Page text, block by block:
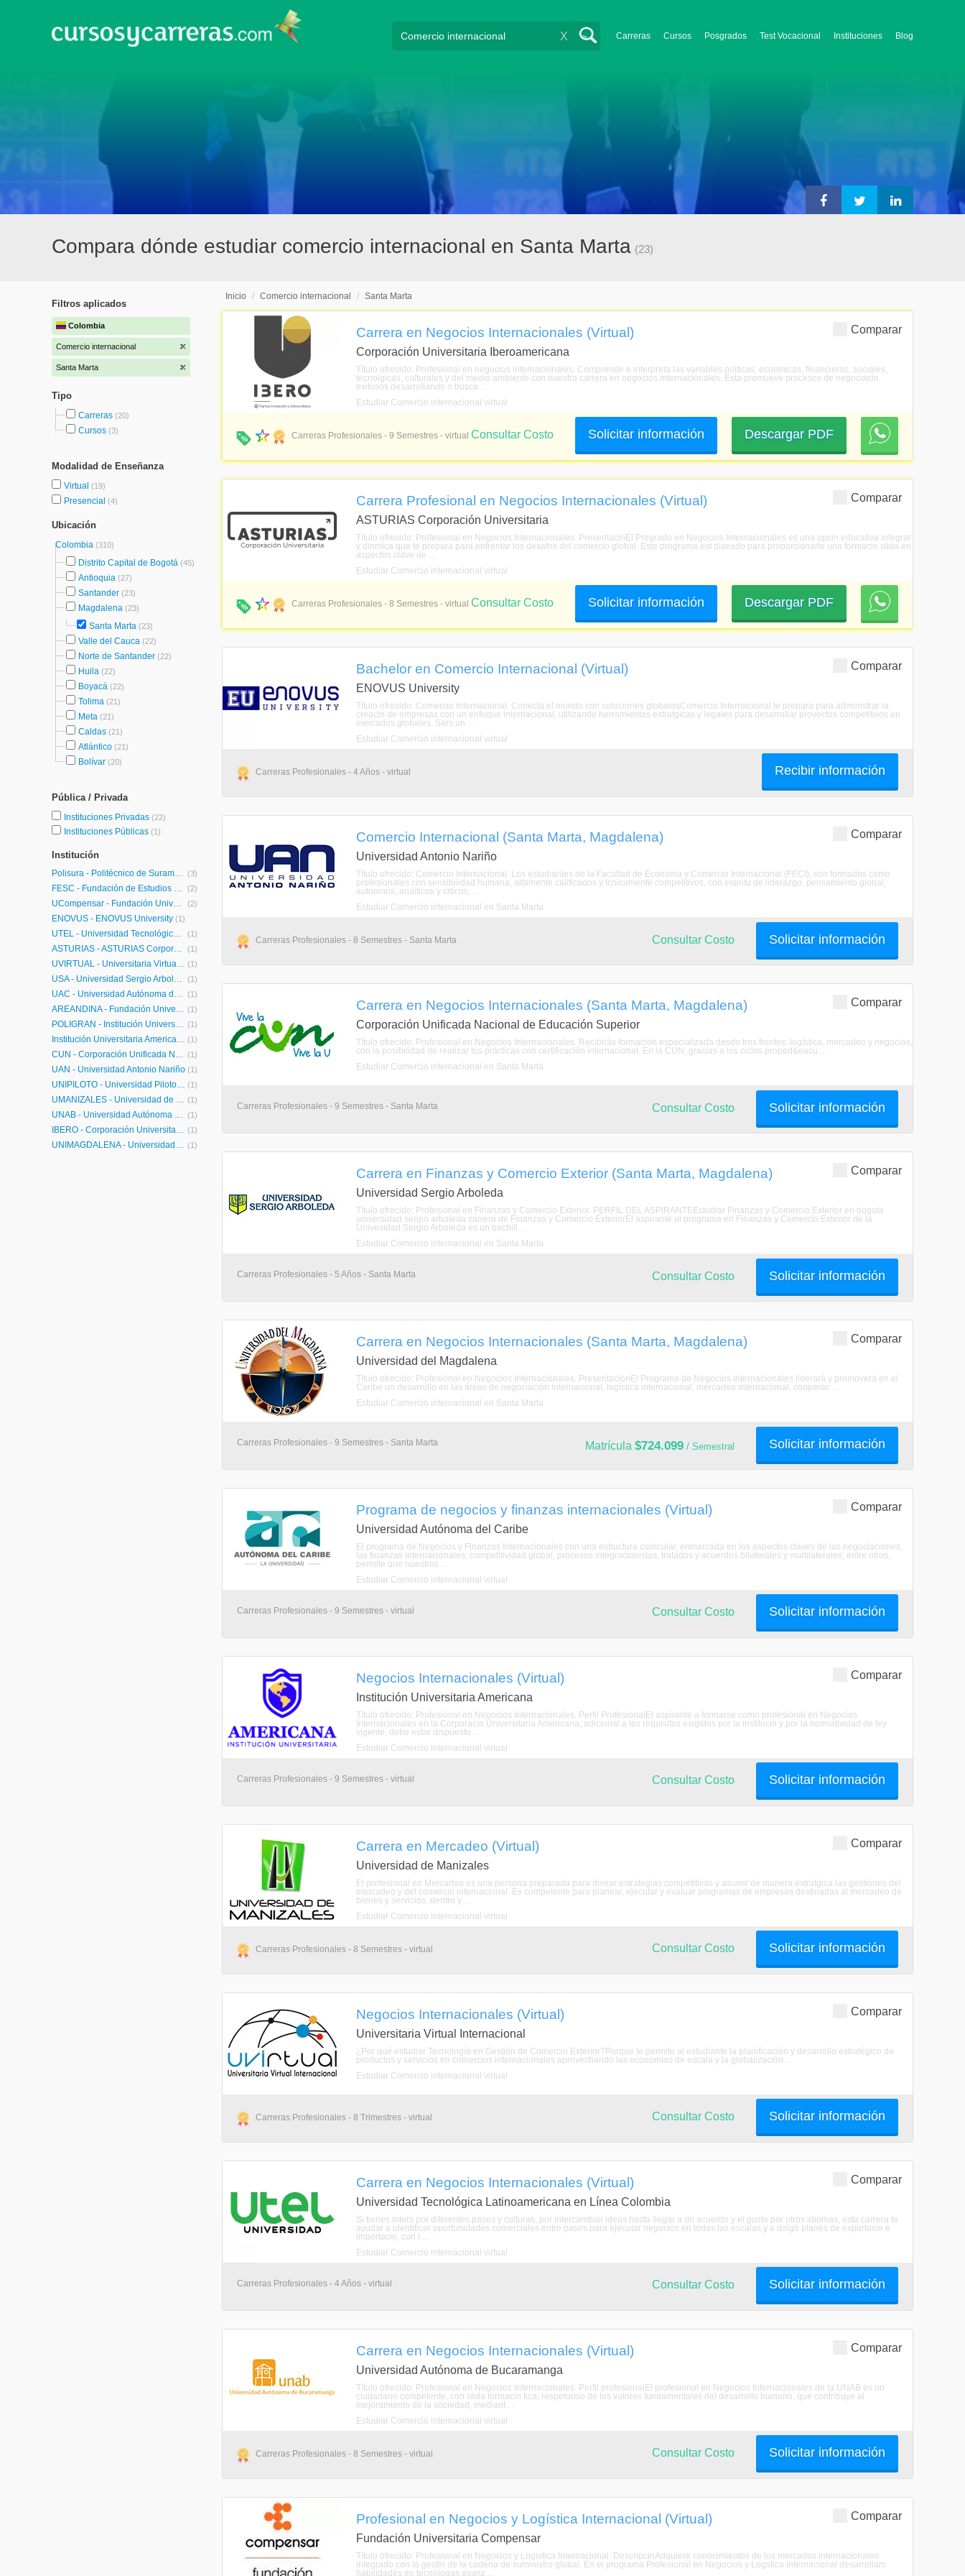
Carreras Cursos Posgrados Test Vocacional Instituciones Blog
X
Compara dónde estudiar comercio internacional en Santa Marta (23)
Filtros aplicados
Colombia
Comercio internacional
Santa Marta
Tipo
Carreras (20)
Cursos (3)
Modalidad de Enseñanza
Virtual (19)
Presencial (4)
Ubicación
Colombia (310)
Distrito Capital de Bogotá (45)
Antioquia (27)
Santander (23)
Magdalena (23)
Santa Marta (23)
Valle del Cauca (22)
Norte de Santander (22)
Huila (22)
Boyacá (22)
Tolima (21)
Meta (21)
Caldas (21)
Atlántico (21)
Bolívar (20)
Pública / Privada
Instituciones Privadas (22)
Instituciones Públicas (1)
Institución
Polisura - Politécnico de Suramérica (3)
FESC - Fundación de Estudios Superiores Comfanorte (2)
UCompensar - Fundación Universitaria Compensar (2)
ENOVUS - ENOVUS University (1)
UTEL - Universidad Tecnológica Latinoamericana en Línea Colombia (1)
ASTURIAS - ASTURIAS Corporación Universitaria (1)
UVIRTUAL - Universitaria Virtual Internacional (1)
USA - Universidad Sergio Arboleda (1)
UAC - Universidad Autónoma del Caribe (1)
ÁREANDINA - Fundación Universitaria del Área Andina (1)
POLIGRAN - Institución Universitaria Politécnico Grancolombiano (1)
Institución Universitaria Americana (1)
CUN - Corporación Unificada Nacional de Educación Superior (1)
UAN - Universidad Antonio Nariño (1)
UNIPILOTO - Universidad Piloto de Colombia (1)
UMANIZALES - Universidad de Manizales (1)
UNAB - Universidad Autónoma de Bucaramanga (1)
IBERO - Corporación Universitaria Iberoamericana (1)
UNIMAGDALENA - Universidad del Magdalena (1)
Inicio / Comercio internacional / Santa Marta
Comparar
Carrera en Negocios Internacionales (Virtual)
Corporación Universitaria Iberoamericana
Título ofrecido: Profesional en negocios internacionales. Comprende e interpreta las variables polticas, econmicas, financieras, sociales,
tecnolgicas, culturales y del medio ambiente con nuestra carrera en negocios internacionales. Esta promueve procesos de negociacin
exitosos desarrollando o busca ...
Estudiar Comercio internacional virtual
Carreras Profesionales - 9 Semestres - virtual Descargar PDF
Solicitar información
Consultar Costo
Comparar
Carrera Profesional en Negocios Internacionales (Virtual)
ASTURIAS Corporación Universitaria
Título ofrecido: Profesional en Negocios Internacionales. PresentacinEl Pregrado en Negocios Internacionales es una opcin educativa integral
y dinmica que te prepara para enfrentar los desafos del comercio global. Este programa est diseado para proporcionarte una formacin slida en
aspectos clave de ...
Estudiar Comercio internacional virtual
Carreras Profesionales - 8 Semestres - virtual Descargar PDF
Solicitar información
Consultar Costo
Comparar
Bachelor en Comercio Internacional (Virtual)
ENOVUS University
Título ofrecido: Comercio Internacional. Conecta el mundo con soluciones globalesComercio Internacional te prepara para administrar la
creacin de empresas con un enfoque internacional, utilizando herramientas estratgicas y legales para desarrollar proyectos competitivos en
mercados globales. Sers un ...
Estudiar Comercio internacional virtual
Carreras Profesionales - 4 Años - virtual Recibir información
Comparar
Comercio Internacional (Santa Marta, Magdalena)
Universidad Antonio Nariño
Título ofrecido: Comercio Internacional. Los estudiantes de la Facultad de Economa y Comercio Internacional (FECI), son formados como
profesionales con sensibilidad humana, altamente calificados y tcnicamente competitivos, con espritu de liderazgo, pensamiento global,
autnomos, analticos y crticos, ...
Estudiar Comercio internacional en Santa Marta
Carreras Profesionales - 8 Semestres - Santa Marta Solicitar información
Consultar Costo
Comparar
Carrera en Negocios Internacionales (Santa Marta, Magdalena)
Corporación Unificada Nacional de Educación Superior
Título ofrecido: Profesional en Negocios Internacionales. Recibirás formación especializada desde tres frentes: logística, mercadeo y negocios,
con la posibilidad de realizar tus prácticas con certificación internacional. En la CUN, gracias a los ciclos proped&eacu ...
Estudiar Comercio internacional en Santa Marta
Carreras Profesionales - 9 Semestres - Santa Marta Solicitar información
Consultar Costo
Comparar
Carrera en Finanzas y Comercio Exterior (Santa Marta, Magdalena)
Universidad Sergio Arboleda
Título ofrecido: Profesional en Finanzas y Comercio Exterior. PERFIL DEL ASPIRANTEEstudiar Finanzas y Comercio Exterior en bogota
universidad sergio arboleda carrera de Finanzas y Comercio ExteriorEl aspirante al programa en Finanzas y Comercio Exterior de la
Univesidad Sergio Arboleda es un bachill ...
Estudiar Comercio internacional en Santa Marta
Carreras Profesionales - 5 Años - Santa Marta Solicitar información
Consultar Costo
Comparar
Carrera en Negocios Internacionales (Santa Marta, Magdalena)
Universidad del Magdalena
Título ofrecido: Profesional en Negocios Internacionales. PresentaciónEl Programa de Negocios Internacionales liderará y promoverá en el
Caribe un desarrollo en las áreas de negociación internacional, logística internacional, mercadeo internacional, cooperac ...
Estudiar Comercio internacional en Santa Marta
Carreras Profesionales - 9 Semestres - Santa Marta Solicitar información
Matrícula $724.099 / Semestral
Comparar
Programa de negocios y finanzas internacionales (Virtual)
Universidad Autónoma del Caribe
El programa de Negocios y Finanzas Internacionales con una estructura curricular, enmarcada en los aspectos claves de las negociaciones,
las finanzas internacionales, competitividad global, procesos integracionistas, tratados y acuerdos bilaterales y multilaterales, entre otros,
permite que nuestros ...
Estudiar Comercio internacional virtual
Carreras Profesionales - 9 Semestres - virtual Solicitar información
Consultar Costo
Comparar
Negocios Internacionales (Virtual)
Institución Universitaria Americana
Título ofrecido: Profesional en Negocios Internacionales. Perfil ProfesionalEl aspirante a formarse como profesional en Negocios
Internacionales en la Corporacin Universitaria Americana, adicional a los requisitos exigidos por la institucin y por la normatividad de ley
vigente, debe estar dispuesto ...
Estudiar Comercio internacional virtual
Carreras Profesionales - 9 Semestres - virtual Solicitar información
Consultar Costo
Comparar
Carrera en Mercadeo (Virtual)
Universidad de Manizales
El profesional en Mercadeo es una persona preparada para disear estrategias competitivas y asumir de manera estratgica las gestiones del
mercadeo y del comercio internacional. Es competente para planear, ejecutar y evaluar programas de empresas destinadas al mercadeo de
bienes y servicios, dentro y ...
Estudiar Comercio internacional virtual
Carreras Profesionales - 8 Semestres - virtual Solicitar información
Consultar Costo
Comparar
Negocios Internacionales (Virtual)
Universitaria Virtual Internacional
¿Por qué estudiar Tecnología en Gestión de Comercio Exterior?Porque le permite al estudiante la planificación y desarrollo estratégico de
productos y servicios en comercios internacionales aprovechando las economías de escala y la globalización ...
Estudiar Comercio internacional virtual
Carreras Profesionales - 8 Trimestres - virtual Solicitar información
Consultar Costo
Comparar
Carrera en Negocios Internacionales (Virtual)
Universidad Tecnológica Latinoamericana en Línea Colombia
Si tienes inters por diferentes pases y culturas, por intercambiar ideas hasta llegar a un acuerdo y el gusto por otros idiomas, esta carrera te
ayudar a identificar oportunidades comerciales entre pases para ejecutar negocios en todas las escalas y a dirigir planes de exportacin e
importacin, con l ...
Estudiar Comercio internacional virtual
Carreras Profesionales - 4 Años - virtual Solicitar información
Consultar Costo
Comparar
Carrera en Negocios Internacionales (Virtual)
Universidad Autónoma de Bucaramanga
Título ofrecido: Profesional en Negocios Internacionales. Perfil profesionalEl profesional en Negocios Internacionales de la UNAB es un
ciudadano competente, con slida formacin tica, respetuoso de los valores fundamentales del desarrollo humano, que contribuye al
mejoramiento de la sociedad, mediant ...
Estudiar Comercio internacional virtual
Carreras Profesionales - 8 Semestres - virtual Solicitar información
Consultar Costo
Comparar
Profesional en Negocios y Logística Internacional (Virtual)
Fundación Universitaria Compensar
Título ofrecido: Profesional en Negocios y Logística Internacional. DescripcinAdquiere conocimientos de los mercados internacionales
integrado con la gestin de la cadena de suministro global. En el programa Profesional en Negocios y Logstica Internacional desarrollars
habilidades en tecnologas avanz ...